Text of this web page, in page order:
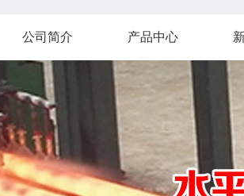
公司简介 产品中心